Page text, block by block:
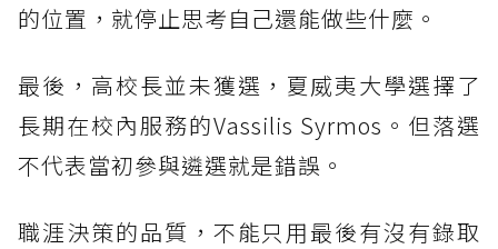
的位置，就停止思考自己還能做些什麼。
最後，高校長並未獲選，夏威夷大學選擇了
長期在校內服務的Vassilis Syrmos。但落選
不代表當初參與遴選就是錯誤。
職涯決策的品質，不能只用最後有沒有錄取